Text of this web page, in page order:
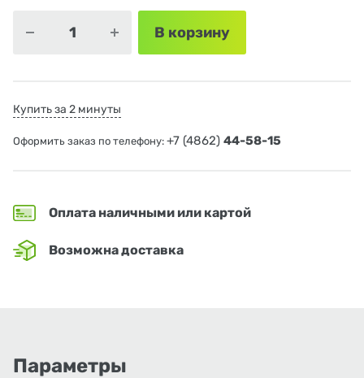
В корзину
Купить за 2 минуты
Оформить заказ по телефону: +7 (4862) 44-58-15
Оплата наличными или картой
Возможна доставка
Параметры